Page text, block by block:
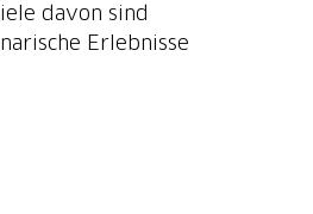
davon sind
Erlebnisse